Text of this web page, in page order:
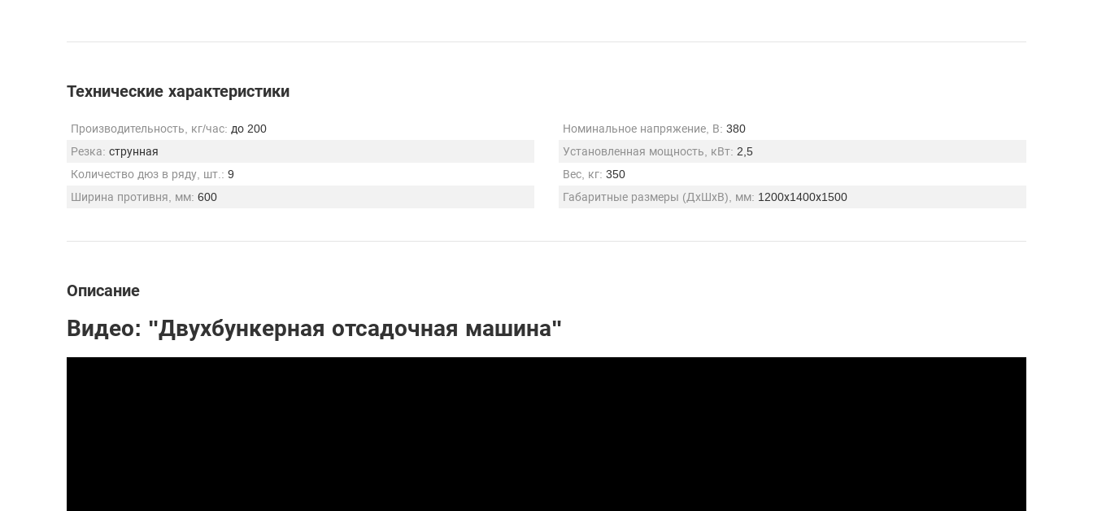
Технические характеристики
Производительность, кг/час: до 200
Резка: струнная
Количество дюз в ряду, шт.: 9
Ширина противня, мм: 600
Номинальное напряжение, В: 380
Установленная мощность, кВт: 2,5
Вес, кг: 350
Габаритные размеры (ДхШхВ), мм: 1200х1400х1500
Описание
Видео: "Двухбункерная отсадочная машина"